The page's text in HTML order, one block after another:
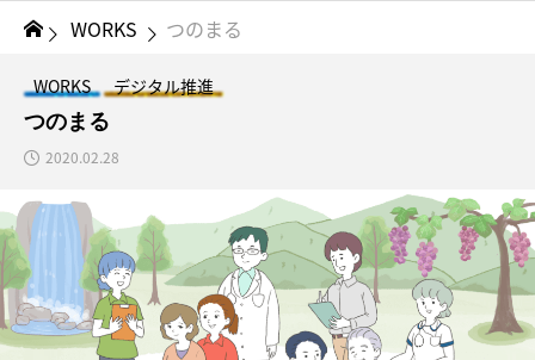
WORKS つのまる
WORKS
デジタル推進
つのまる
2020.02.28